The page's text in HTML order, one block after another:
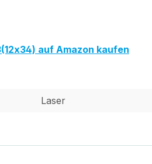
auf Amazon kaufen
Laser